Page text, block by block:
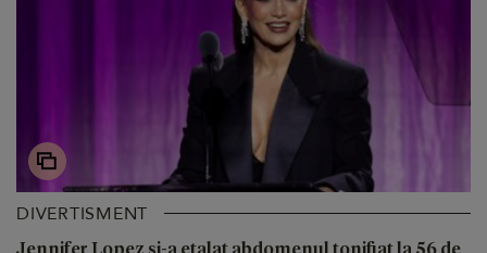
DIVERTISMENT
Jennifer Lopez și-a etalat abdomenul tonifiat la 56 de